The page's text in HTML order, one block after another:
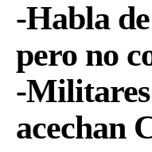
-Habla
pero no
-
acechan